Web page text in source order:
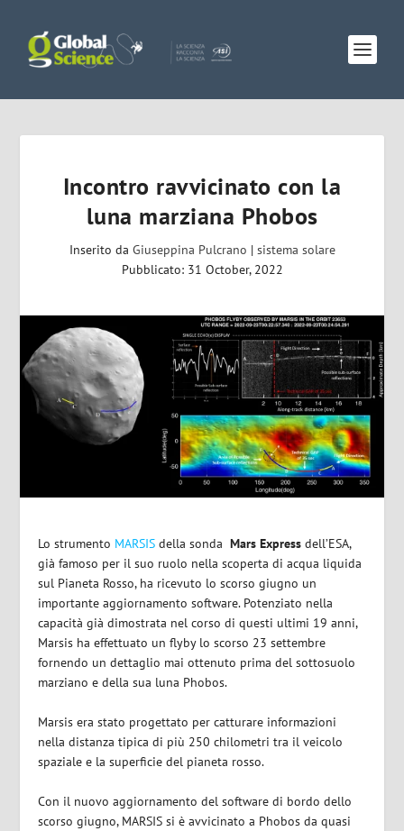
Incontro ravvicinato con la
luna marziana Phobos
Inserito da Giuseppina Pulcrano | sistema solare
Pubblicato: 31 October, 2022
Lo strumento MARSIS della sondaMars Express dell’ESA,
già famoso per il suo ruolo nella scoperta di acqua liquida
sul Pianeta Rosso, ha ricevuto lo scorso giugno un
importante aggiornamento software. Potenziato nella
capacità già dimostrata nel corso di questi ultimi 19 anni,
Marsis ha effettuato un flyby lo scorso 23 settembre
fornendo un dettaglio mai ottenuto prima del sottosuolo
marziano e della sua luna Phobos.
Marsis era stato progettato per catturare informazioni
nella distanza tipica di più 250 chilometri tra il veicolo
spaziale e la superficie del pianeta rosso.
Con il nuovo aggiornamento del software di bordo dello
scorso giugno, MARSIS si è avvicinato a Phobos da quasi